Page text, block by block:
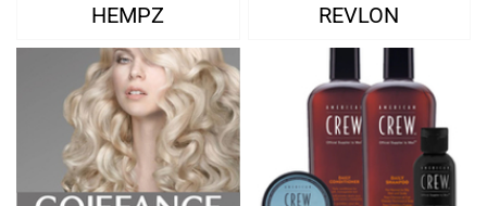
HEMPZ REVLON